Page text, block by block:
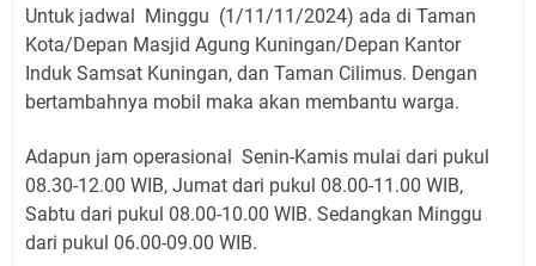
Untuk jadwal Minggu (1/11/11/2024) ada di Taman
Kota/Depan Masjid Agung Kuningan/Depan Kantor
Induk Samsat Kuningan, dan Taman Cilimus. Dengan
bertambahnya mobil maka akan membantu warga.
Adapun jam operasional Senin-Kamis mulai dari pukul
08.30-12.00 WIB, Jumat dari pukul 08.00-11.00 WIB,
Sabtu dari pukul 08.00-10.00 WIB. Sedangkan Minggu
dari pukul 06.00-09.00 WIB.